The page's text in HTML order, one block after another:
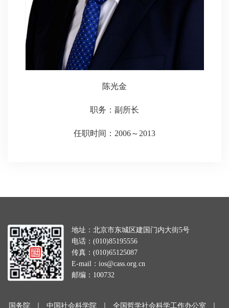
陈光金
职务：副所长
任职时间：2006～2013
地址：北京市东城区建国门内大街5号
电话：(010)85195556
传真：(010)65125087
E-mail：ios@cass.org.cn
邮编：100732
国务院 中国社会科学院 全国哲学社会科学工作办公室